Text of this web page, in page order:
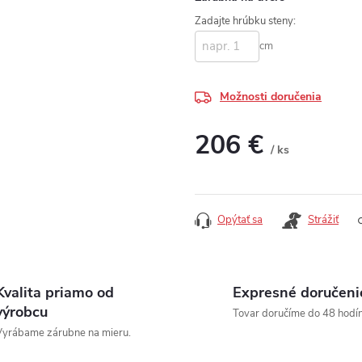
Zadajte hrúbku steny:
cm
Možnosti doručenia
206 € / ks
Opýtať sa Strážiť
priamo od
zárubne na mieru.
Expresné
Tovar doručíme do 48